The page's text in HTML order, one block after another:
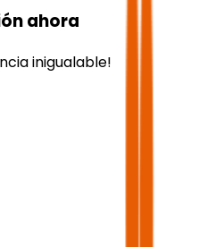
ahora
inigualable!